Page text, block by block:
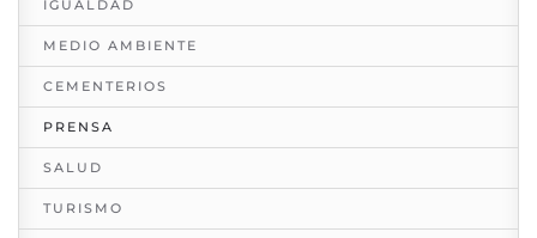
IGUALDAD
MEDIO AMBIENTE
CEMENTERIOS
PRENSA
SALUD
TURISMO